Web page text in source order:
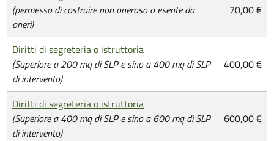
(permesso di costruire non oneroso o esente da
oneri)
70,00 €
Diritti di segreteria o istruttoria
(Superiore a 200 mq di SLP e sino a 400 mq di SLP
di intervento)
400,00 €
Diritti di segreteria o istruttoria
(Superiore a 400 mq di SLP e sino a 600 mq di SLP
di intervento)
600,00 €